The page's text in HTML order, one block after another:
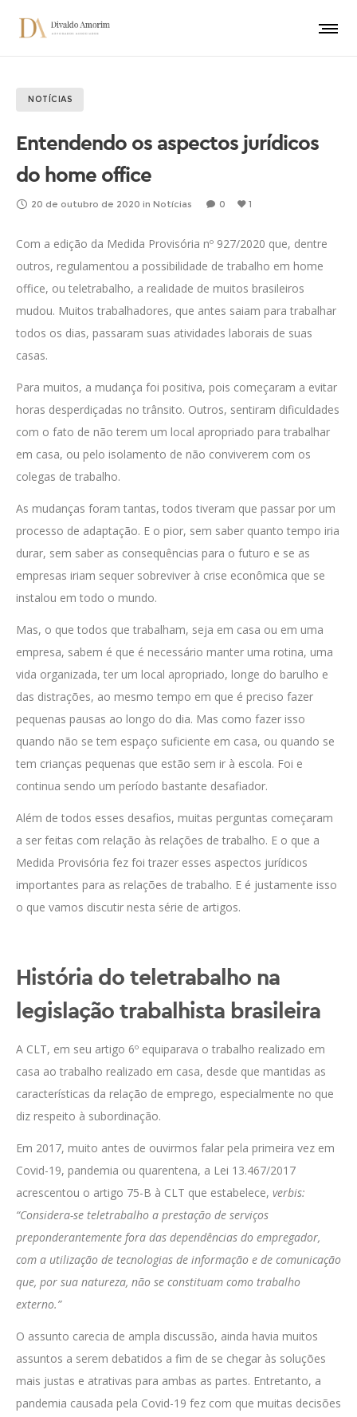
NOTÍCIAS
Entendendo os aspectos jurídicos
do home office
20 de outubro de 2020 in Notícias 0 1
Com a edição da Medida Provisória nº 927/2020 que, dentre
outros, regulamentou a possibilidade de trabalho em home
office, ou teletrabalho, a realidade de muitos brasileiros
mudou. Muitos trabalhadores, que antes saiam para trabalhar
todos os dias, passaram suas atividades laborais de suas
casas.
Para muitos, a mudança foi positiva, pois começaram a evitar
horas desperdiçadas no trânsito. Outros, sentiram dificuldades
com o fato de não terem um local apropriado para trabalhar
em casa, ou pelo isolamento de não conviverem com os
colegas de trabalho.
As mudanças foram tantas, todos tiveram que passar por um
processo de adaptação. E o pior, sem saber quanto tempo iria
durar, sem saber as consequências para o futuro e se as
empresas iriam sequer sobreviver à crise econômica que se
instalou em todo o mundo.
Mas, o que todos que trabalham, seja em casa ou em uma
empresa, sabem é que é necessário manter uma rotina, uma
vida organizada, ter um local apropriado, longe do barulho e
das distrações, ao mesmo tempo em que é preciso fazer
pequenas pausas ao longo do dia. Mas como fazer isso
quando não se tem espaço suficiente em casa, ou quando se
tem crianças pequenas que estão sem ir à escola. Foi e
continua sendo um período bastante desafiador.
Além de todos esses desafios, muitas perguntas começaram
a ser feitas com relação às relações de trabalho. E o que a
Medida Provisória fez foi trazer esses aspectos jurídicos
importantes para as relações de trabalho. E é justamente isso
o que vamos discutir nesta série de artigos.
História do teletrabalho na
legislação trabalhista brasileira
A CLT, em seu artigo 6º equiparava o trabalho realizado em
casa ao trabalho realizado em casa, desde que mantidas as
características da relação de emprego, especialmente no que
diz respeito à subordinação.
Em 2017, muito antes de ouvirmos falar pela primeira vez em
Covid-19, pandemia ou quarentena, a Lei 13.467/2017
acrescentou o artigo 75-B à CLT que estabelece, verbis:
“Considera-se teletrabalho a prestação de serviços
preponderantemente fora das dependências do empregador,
com a utilização de tecnologias de informação e de comunicação
que, por sua natureza, não se constituam como trabalho
externo.”
O assunto carecia de ampla discussão, ainda havia muitos
assuntos a serem debatidos a fim de se chegar às soluções
mais justas e atrativas para ambas as partes. Entretanto, a
pandemia causada pela Covid-19 fez com que muitas decisões